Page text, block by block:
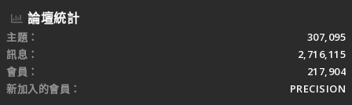
論壇統計
主題
307,095
訊息
2,716,115
會員
217,904
新加入的會員
PRECISION